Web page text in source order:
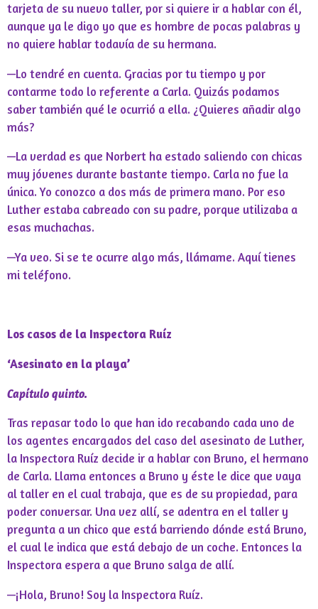
tarjeta de su nuevo taller, por si quiere ir a hablar con él,
aunque ya le digo yo que es hombre de pocas palabras y
no quiere hablar todavía de su hermana.
—Lo tendré en cuenta. Gracias por tu tiempo y por
contarme todo lo referente a Carla. Quizás podamos
saber también qué le ocurrió a ella. ¿Quieres añadir algo
más?
—La verdad es que Norbert ha estado saliendo con chicas
muy jóvenes durante bastante tiempo. Carla no fue la
única. Yo conozco a dos más de primera mano. Por eso
Luther estaba cabreado con su padre, porque utilizaba a
esas muchachas.
—Ya veo. Si se te ocurre algo más, llámame. Aquí tienes
mi teléfono.
Los casos de la Inspectora Ruíz
‘Asesinato en la playa’
Capítulo quinto.
Tras repasar todo lo que han ido recabando cada uno de
los agentes encargados del caso del asesinato de Luther,
la Inspectora Ruíz decide ir a hablar con Bruno, el hermano
de Carla. Llama entonces a Bruno y éste le dice que vaya
al taller en el cual trabaja, que es de su propiedad, para
poder conversar. Una vez allí, se adentra en el taller y
pregunta a un chico que está barriendo dónde está Bruno,
el cual le indica que está debajo de un coche. Entonces la
Inspectora espera a que Bruno salga de allí.
—¡Hola, Bruno! Soy la Inspectora Ruíz.